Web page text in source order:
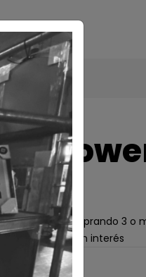
de Entrega
todo Chile comprando 3 o
💳 3 Cuotas sin interés